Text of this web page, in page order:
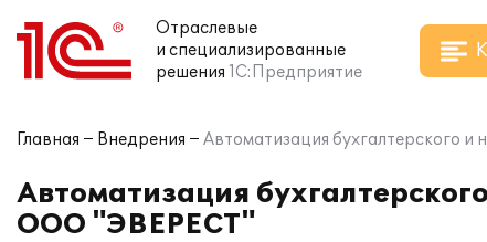
Отраслевые
и специализированные
решения 1С:Предприятие
Главная Внедрения Автоматизация бухгалтерского
Автоматизация
ООО "ЭВЕРЕСТ"